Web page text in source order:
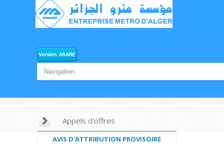
Appels d'offres
AVIS D'ATTRIBUTION PROVISOIRE